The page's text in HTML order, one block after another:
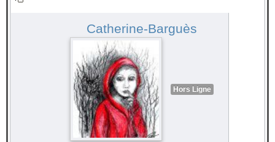
Catherine-Barguès
Hors Ligne